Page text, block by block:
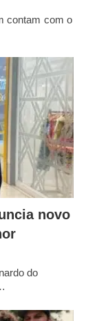
contam com o
novo
do